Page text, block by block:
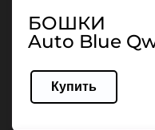
БОШКИ
Auto Blue
Купить